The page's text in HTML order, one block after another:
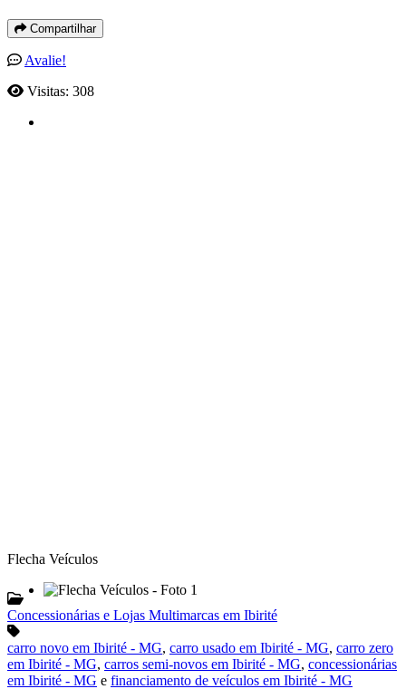
Compartilhar
Avalie!
Visitas: 308
Flecha Veículos
Concessionárias e Lojas Multimarcas em Ibirité
carro novo em Ibirité - MG, carro usado em Ibirité - MG, carro zero
em Ibirité - MG, carros semi-novos em Ibirité - MG, concessionárias
em Ibirité - MG e financiamento de veículos em Ibirité - MG